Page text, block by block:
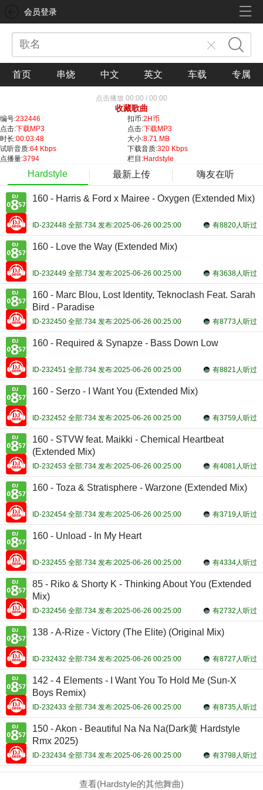
会员登录
首页 串烧 中文 英文 车载 专属
点击播放 00:00 / 00:00
收藏歌曲
编号:232446 扣币:2H币
点击:下载MP3 点击:下载MP3
时长:00:03:48 大小:8.71 MB
试听音质:64 Kbps 下载音质:320 Kbps
点播量:3794 栏目:Hardstyle
Hardstyle 最新上传 嗨友在听
160 - Harris & Ford x Mairee - Oxygen (Extended Mix)
有8820人听过
ID-232448 全部:734 发布:2025-06-26 00:25:00
160 - Love the Way (Extended Mix)
有3638人听过
ID-232449 全部:734 发布:2025-06-26 00:25:00
160 - Marc Blou, Lost Identity, Teknoclash Feat. Sarah
Bird - Paradise
有8773人听过
ID-232450 全部:734 发布:2025-06-26 00:25:00
160 - Required & Synapze - Bass Down Low
有8821人听过
ID-232451 全部:734 发布:2025-06-26 00:25:00
160 - Serzo - I Want You (Extended Mix)
有3759人听过
ID-232452 全部:734 发布:2025-06-26 00:25:00
160 - STVW feat. Maikki - Chemical Heartbeat
(Extended Mix)
有4081人听过
ID-232453 全部:734 发布:2025-06-26 00:25:00
160 - Toza & Stratisphere - Warzone (Extended Mix)
有3719人听过
ID-232454 全部:734 发布:2025-06-26 00:25:00
160 - Unload - In My Heart
有4334人听过
ID-232455 全部:734 发布:2025-06-26 00:25:00
85 - Riko & Shorty K - Thinking About You (Extended
Mix)
有2732人听过
ID-232456 全部:734 发布:2025-06-26 00:25:00
138 - A-Rize - Victory (The Elite) (Original Mix)
有8727人听过
ID-232432 全部:734 发布:2025-06-26 00:25:00
142 - 4 Elements - I Want You To Hold Me (Sun-X
Boys Remix)
有8735人听过
ID-232433 全部:734 发布:2025-06-26 00:25:00
150 - Akon - Beautiful Na Na Na(Dark黄 Hardstyle
Rmx 2025)
有3798人听过
ID-232434 全部:734 发布:2025-06-26 00:25:00
查看(Hardstyle的其他舞曲)